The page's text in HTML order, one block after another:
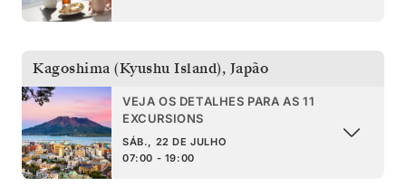
Kagoshima (Kyushu Island), Japão
VEJA OS DETALHES PARA AS 11
EXCURSIONS
SÁB., 22 DE JULHO
07:00 - 19:00